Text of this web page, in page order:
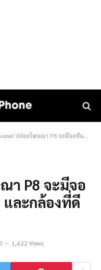
ปล่อยโฆษณา P8 จะมีจอที่แข็งแกร่งกว่าเดิม และกล้องที่ดีขึ้นกว่า P7
า P8 จะมีจอ
และกล้องที่ดี
1,622 Views